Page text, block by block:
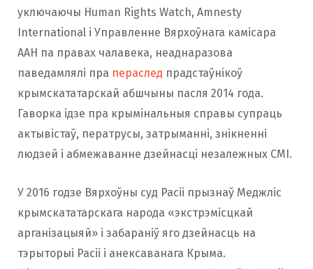
уключаючы Human Rights Watch, Amnesty
International і Управленне Вярхоўнага камісара
ААН па правах чалавека, неаднаразова
паведамлялі пра пераслед прадстаўнікоў
крымскататарскай абшчыны пасля 2014 года.
Гаворка ідзе пра крымінальныя справы супраць
актывістаў, ператрусы, затрыманні, знікненні
людзей і абмежаванне дзейнасці незалежных СМІ.
У 2016 годзе Вярхоўны суд Расіі прызнаў Меджліс
крымскататарскага народа «экстрэмісцкай
арганізацыяй» і забараніў яго дзейнасць на
тэрыторыі Расіі і анексаванага Крыма.